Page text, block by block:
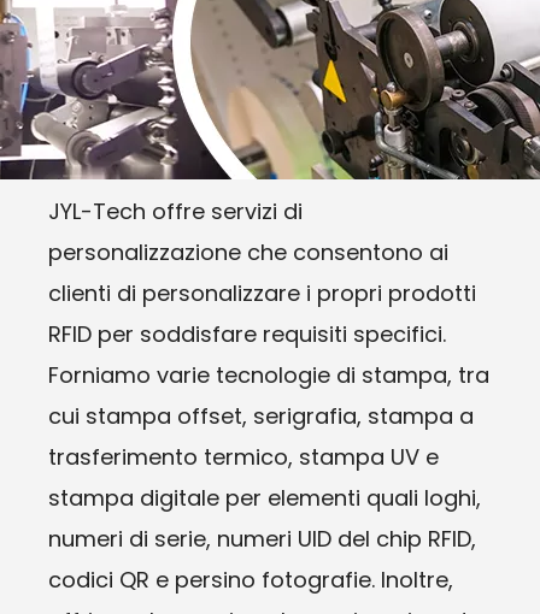
JYL-Tech offre servizi di
personalizzazione che consentono ai
clienti di personalizzare i propri prodotti
RFID per soddisfare requisiti specifici.
Forniamo varie tecnologie di stampa, tra
cui stampa offset, serigrafia, stampa a
trasferimento termico, stampa UV e
stampa digitale per elementi quali loghi,
numeri di serie, numeri UID del chip RFID,
codici QR e persino fotografie. Inoltre,